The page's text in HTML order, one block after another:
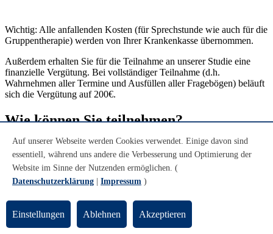
Wichtig: Alle anfallenden Kosten (für Sprechstunde wie auch für die
Gruppentherapie) werden von Ihrer Krankenkasse übernommen.
Außerdem erhalten Sie für die Teilnahme an unserer Studie eine
finanzielle Vergütung. Bei vollständiger Teilnahme (d.h.
Wahrnehmen aller Termine und Ausfüllen aller Fragebögen) beläuft
sich die Vergütung auf 200€.
Wie können Sie teilnehmen?
Wie können Sie teilnehmen?
Wenn Sie sich für die COMPASS-Gruppentherapie interessieren,
nehmen Sie gerne Kontakt mit uns auf. Dazu rufen Sie zu unseren
Telefonsprechzeiten an und vereinbaren einen Sprechstundentermin.
In diesem unverbindlichen Erstgespräch klären wir Ihr Anliegen,
beantworten Ihre Fragen und informieren Sie über den genauen
Ablauf der COMPASS-Gruppe und des zugehörigen
Auf unserer Webseite werden Cookies verwendet. Einige davon sind
essentiell, während uns andere die Verbesserung und Optimierung der
Website im Sinne der Nutzenden ermöglichen. (
Datenschutzerklärung
Impressum )
Einstellungen Ablehnen Akzeptieren